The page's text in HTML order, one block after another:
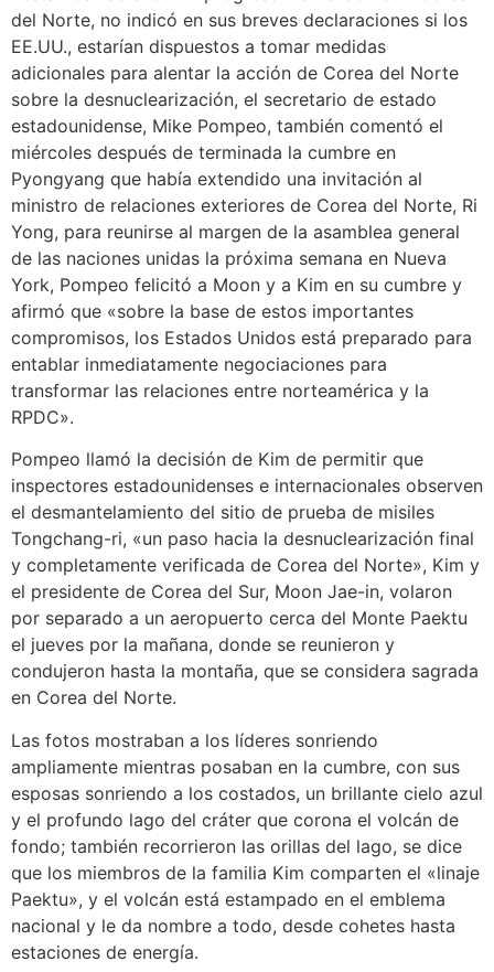
del Norte, no indicó en sus breves declaraciones si los
EE.UU., estarían dispuestos a tomar medidas
adicionales para alentar la acción de Corea del Norte
sobre la desnuclearización, el secretario de estado
estadounidense, Mike Pompeo, también comentó el
miércoles después de terminada la cumbre en
Pyongyang que había extendido una invitación al
ministro de relaciones exteriores de Corea del Norte, Ri
Yong, para reunirse al margen de la asamblea general
de las naciones unidas la próxima semana en Nueva
York, Pompeo felicitó a Moon y a Kim en su cumbre y
afirmó que «sobre la base de estos importantes
compromisos, los Estados Unidos está preparado para
entablar inmediatamente negociaciones para
transformar las relaciones entre norteamérica y la
RPDC».
Pompeo llamó la decisión de Kim de permitir que
inspectores estadounidenses e internacionales observen
el desmantelamiento del sitio de prueba de misiles
Tongchang-ri, «un paso hacia la desnuclearización final
y completamente verificada de Corea del Norte», Kim y
el presidente de Corea del Sur, Moon Jae-in, volaron
por separado a un aeropuerto cerca del Monte Paektu
el jueves por la mañana, donde se reunieron y
condujeron hasta la montaña, que se considera sagrada
en Corea del Norte.
Las fotos mostraban a los líderes sonriendo
ampliamente mientras posaban en la cumbre, con sus
esposas sonriendo a los costados, un brillante cielo azul
y el profundo lago del cráter que corona el volcán de
fondo; también recorrieron las orillas del lago, se dice
que los miembros de la familia Kim comparten el «linaje
Paektu», y el volcán está estampado en el emblema
nacional y le da nombre a todo, desde cohetes hasta
estaciones de energía.